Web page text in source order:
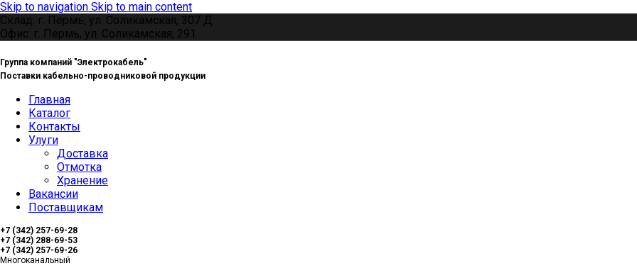
Skip to navigation Skip to main content
Склад: г. Пермь, ул. Соликамская, 307 Д
Офис: г. Пермь, ул. Соликамская, 291
Группа компаний "Электрокабель"
Поставки кабельно-проводниковой продукции
Главная
Каталог
Контакты
Улуги
Доставка
Отмотка
Хранение
Вакансии
Поставщикам
+7 (342) 257-69-28
+7 (342) 288-69-53
+7 (342) 257-69-26
Многоканальный